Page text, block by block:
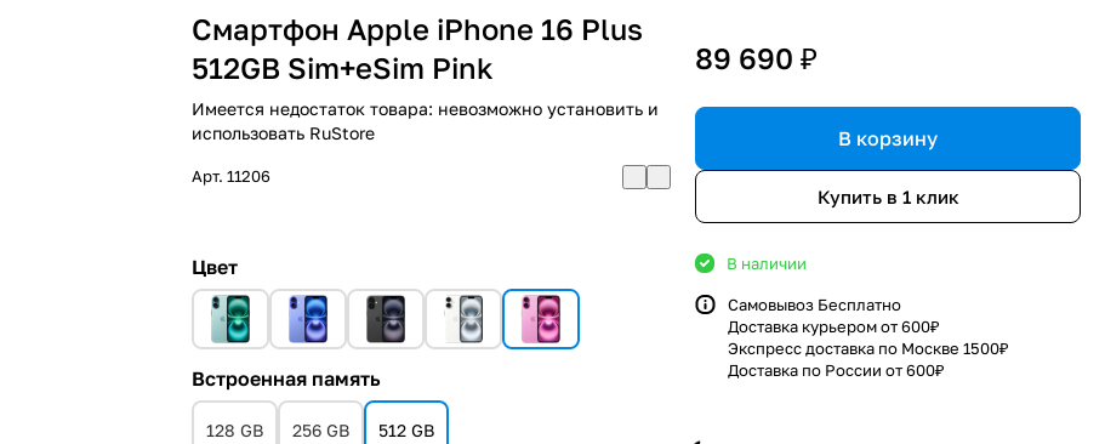
Смартфон Apple iPhone 16 Plus
512GB Sim+eSim Pink
Имеется недостаток товара: невозможно установить и
использовать RuStore
Арт.11206
Цвет
Встроенная память
128 GB 256 GB 512 GB
89 690 ₽
В корзину
Купить в 1 клик
В наличии
Самовывоз Бесплатно
Доставка курьером от 600₽
Экспресс доставка по Москве 1500₽
Доставка по России от 600₽